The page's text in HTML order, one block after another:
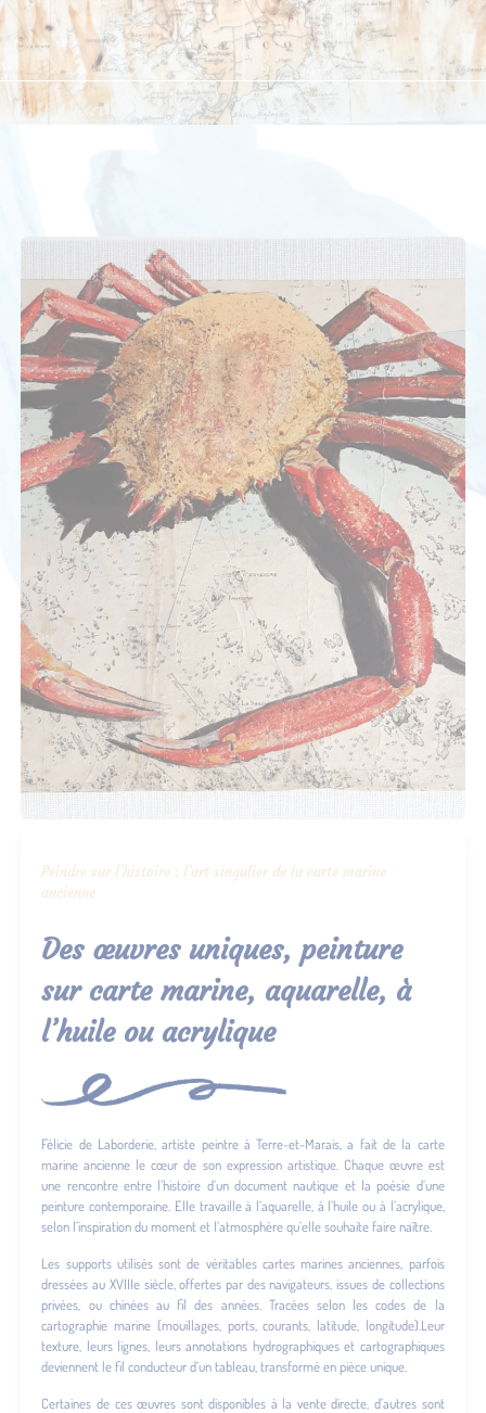
Peindre sur l’histoire : l’art singulier de la carte marine
ancienne
Des œuvres uniques, peinture
sur carte marine, aquarelle, à
l’huile ou acrylique
Félicie de Laborderie, artiste peintre à Terre-et-Marais, a fait de la carte
marine ancienne le cœur de son expression artistique. Chaque œuvre est
une rencontre entre l’histoire d’un document nautique et la poésie d’une
peinture contemporaine. Elle travaille à l’aquarelle, à l’huile ou à l’acrylique,
selon l’inspiration du moment et l’atmosphère qu’elle souhaite faire naître.
Les supports utilisés sont de véritables cartes marines anciennes, parfois
dressées au XVIIIe siècle, offertes par des navigateurs, issues de collections
privées, ou chinées au fil des années. Tracées selon les codes de la
cartographie marine (mouillages, ports, courants, latitude, longitude).Leur
texture, leurs lignes, leurs annotations hydrographiques et cartographiques
deviennent le fil conducteur d’un tableau, transformé en pièce unique.
Certaines de ces œuvres sont disponibles à la vente directe, d’autres sont